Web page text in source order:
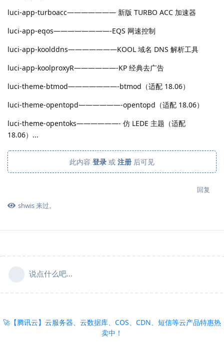
luci-app-turboacc——————— 新版 TURBO ACC 加速器
luci-app-eqos————————-EQS 网速控制
luci-app-koolddns———————KOOL 域名 DNS 解析工具
luci-app-koolproxyR——————-KP 经典去广告
luci-theme-btmod———————-btmod（适配 18.06）
luci-theme-opentopd——————-opentopd（适配 18.06）
luci-theme-opentoks——————- 仿 LEDE 主题（适配
18.06）...
此内容 登录 或 注册 后可见
回复
shwis来过。
说点什么吧...
🚀【腾讯云】云服务器、云数据库、COS、CDN、短信等云产品特惠热
卖中！